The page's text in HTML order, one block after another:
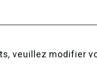
veuillez modifier